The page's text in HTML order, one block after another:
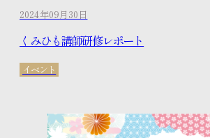
2024年09月30日
くみひも講師研修レポート
イベント